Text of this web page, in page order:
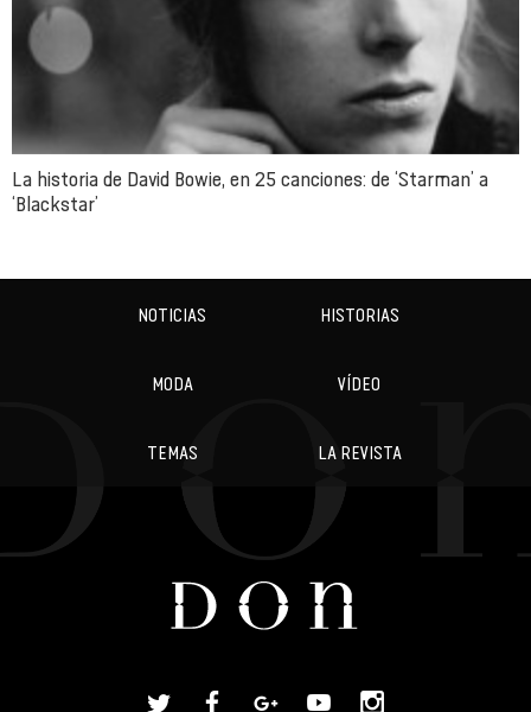
La historia de David Bowie, en 25 canciones: de ‘Starman’ a
‘Blackstar’
NOTICIAS HISTORIAS
MODA VÍDEO
TEMAS LA REVISTA